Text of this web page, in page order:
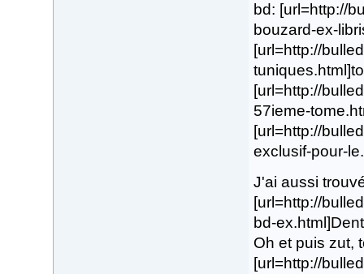
bd: [url=http://
bouzard-ex-
[url=http://
[url=http://
57ieme-
[url=http://
exclusif-pour-
J'ai aussi
[url=http://
bd-
Oh et puis zut,
[url=http://